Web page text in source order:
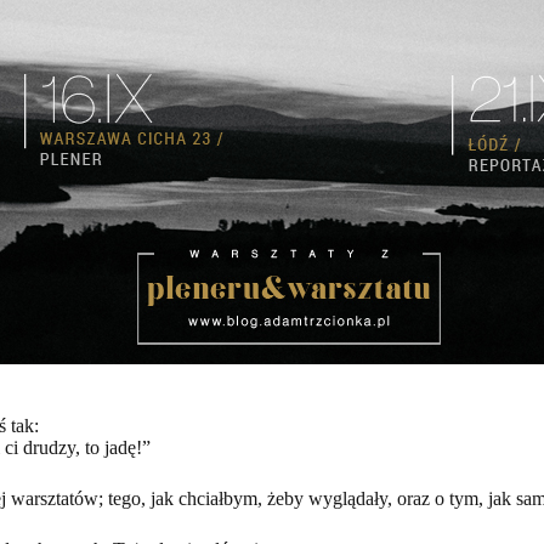
tak:
drudzy, to jadę!”
tego, jak chciałbym, żeby wyglądały, oraz o tym, jak